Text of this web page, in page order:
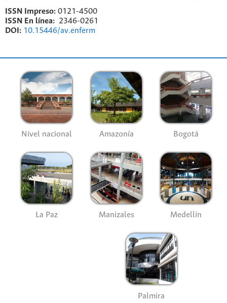
ISSN Impreso: 0121-4500
ISSN En línea: 2346-0261
DOI: 10.15446/av.enferm
Nivel nacional Amazonía Bogotá
La Paz Manizales Medellín
Palmira